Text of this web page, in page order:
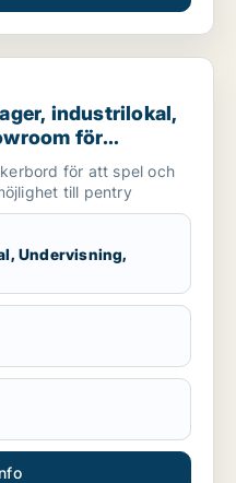
undervisning eller
industrilokal,
för
Växjöför att spel och
möjlighet till pentry
Undervisning,